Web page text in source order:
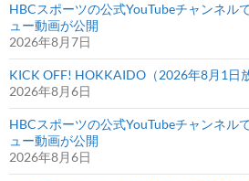
HBCスポーツの公式YouTubeチャンネル
ュー動画が公開
2026年8月7日
KICK OFF! HOKKAIDO（2026年8月1日
2026年8月6日
HBCスポーツの公式YouTubeチャンネル
ュー動画が公開
2026年8月6日